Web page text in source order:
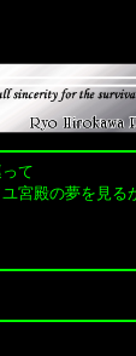
て
宮殿の夢を見る